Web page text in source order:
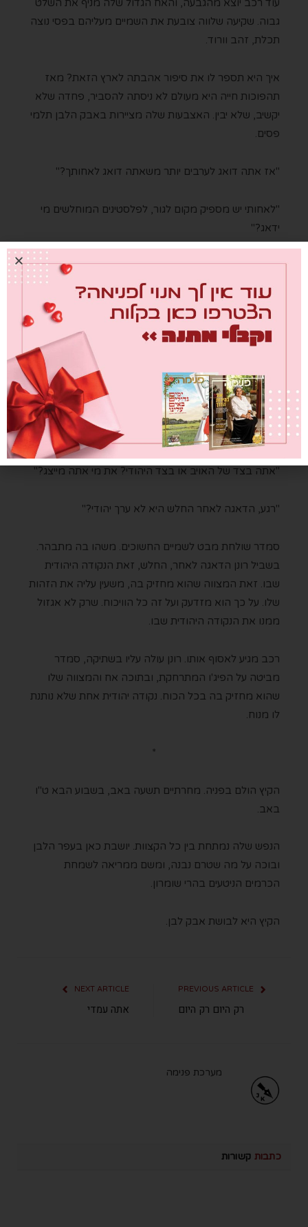
עוד רכב יוצא מהגבעה, והאח הגדול שלה מניף את השלט
גבוה. שקיעה שלווה צובעת את השמיים מעליהם בפסי נוצה
תכלת, זהב וורוד.
איך היא תספר לו את סיפור אהבתה לארץ הזאת? מאז
תהפוכות חייה היא מעולם לא ניסתה להסביר, פחדה שלא
יקשיב, שלא יבין. האצבעות שלה מציירות באבק הלבן תלמי
פסים.
"אז אתה דואג לערבים יותר משאתה דואג לאחותך?"
"לאחותי יש מספיק מקום לגור, לפלסטינים המוחלשים מי
ידאג?"
הראש שלה נטרף, איך הוא לא רואה שהם מחבלים, שהם
מאיימים על חיי האחיינים שלו מדי יום עם בקבוקי תבערה על
הכביש, איך הוא קונה את השקרים האלה. היא יודעת איך,
היא עצמה הייתה שם פעם. אלוקי הלבבות כולם, בקשה
תפקח לו העיניים לראות אמת פשוטה.
היא לא מוותרת לו. משקפת, שואלת, טוענת, מפריכה.
השעון רץ והם צוללים פנימה. היא מעריכה את רונן, את
הכנות שלו. את מה שהם לא דיברו אף פעם הם פותחים
לרגלי גבעה צעירה.
"אתה בצד של האויב או בצד היהודי? את מי אתה מייצג?"
"רגע, הדאגה לאחר החלש היא לא ערך יהודי?"
סמדר שולחת מבט לשמיים החשוכים. משהו בה מתבהר.
בשביל רונן הדאגה לאחר, החלש, זאת הנקודה היהודית
שבו. זאת המצווה שהוא מחזיק בה, משעין עליה את הזהות
שלו. על כך הוא מזדעק ועל זה כל הוויכוח. שרק לא אגזול
ממנו את הנקודה היהודית שבו.
רכב מגיע לאסוף אותו. רונן עולה עליו בשתיקה, סמדר
מביטה על הפיג'ו המתרחקת, ובתוכה אח והמצווה שלו
שהוא מחזיק בה בכל הכוח. נקודה יהודית אחת שלא נותנת
לו מנוח.
*
הקיץ הולם בפניה. מחרתיים תשעה באב, בשבוע הבא ט"ו
באב.
הנפש שלה נמתחת בין כל הקצוות. יושבת כאן בעפר הלבן
ובוכה על מה שטרם נבנה, ומשם ממריאה לשמחת
הכרמים הניטעים בהרי שומרון.
הקיץ היא לבושת אבק לבן.
רק היום רק היום
NEXT ARTICLE
אתה עמדי
מערכת פנימה
כתבות קשורות